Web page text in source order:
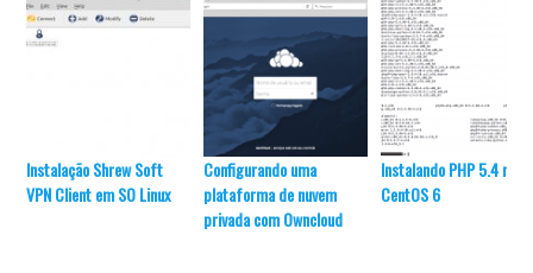
Instalação Shrew Soft
VPN Client em SO Linux
Configurando uma
plataforma de nuvem
privada com Owncloud
Instalando PHP 5.4 no
CentOS 6